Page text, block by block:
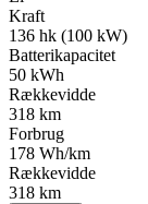
Kraft
136 hk (100 kW)
Batterikapacitet
50 kWh
Rækkevidde
318 km
Forbrug
178 Wh/km
Rækkevidde
318 km